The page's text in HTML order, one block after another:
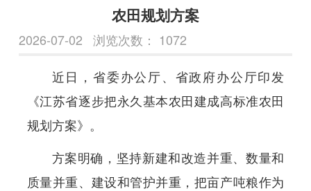
农田规划方案
2026-07-02 浏览次数： 1072
近日，省委办公厅、省政府办公厅印发
《江苏省逐步把永久基本农田建成高标准农田
规划方案》。
方案明确，坚持新建和改造并重、数量和
质量并重、建设和管护并重，把亩产吨粮作为